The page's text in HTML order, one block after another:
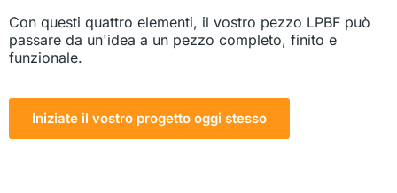
Con questi quattro elementi, il vostro pezzo LPBF può
passare da un'idea a un pezzo completo, finito e
funzionale.
Iniziate il vostro progetto oggi stesso